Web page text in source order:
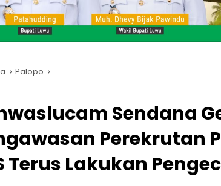
Palopo
Sendana
Perekrutan
Terus Lakukan